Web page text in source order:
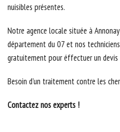
nuisibles présentes.
Notre agence locale située à
département du 07 et nos
gratuitement pour éffectuer un devis
Besoin d’un traitement contre les
Contactez nos experts !